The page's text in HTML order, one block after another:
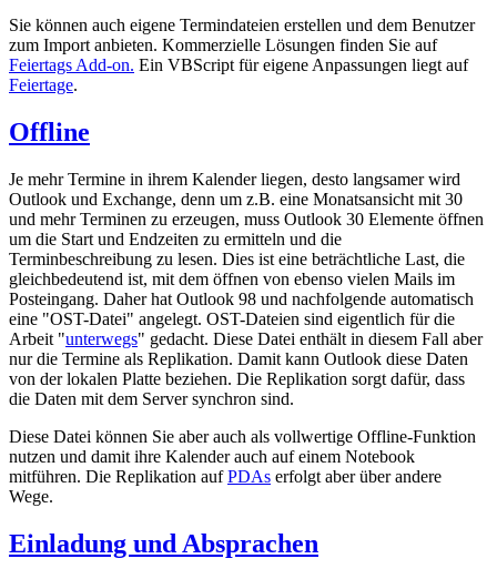
Sie können auch eigene Termindateien erstellen und dem Benutzer
zum Import anbieten. Kommerzielle Lösungen finden Sie auf
Feiertags Add-on. Ein VBScript für eigene Anpassungen liegt auf
Feiertage.
Offline
Je mehr Termine in ihrem Kalender liegen, desto langsamer wird
Outlook und Exchange, denn um z.B. eine Monatsansicht mit 30
und mehr Terminen zu erzeugen, muss Outlook 30 Elemente öffnen
um die Start und Endzeiten zu ermitteln und die
Terminbeschreibung zu lesen. Dies ist eine beträchtliche Last, die
gleichbedeutend ist, mit dem öffnen von ebenso vielen Mails im
Posteingang. Daher hat Outlook 98 und nachfolgende automatisch
eine "OST-Datei" angelegt. OST-Dateien sind eigentlich für die
Arbeit "unterwegs" gedacht. Diese Datei enthält in diesem Fall aber
nur die Termine als Replikation. Damit kann Outlook diese Daten
von der lokalen Platte beziehen. Die Replikation sorgt dafür, dass
die Daten mit dem Server synchron sind.
Diese Datei können Sie aber auch als vollwertige Offline-Funktion
nutzen und damit ihre Kalender auch auf einem Notebook
mitführen. Die Replikation aufPDAs erfolgt aber über andere
Wege.
Einladung und Absprachen